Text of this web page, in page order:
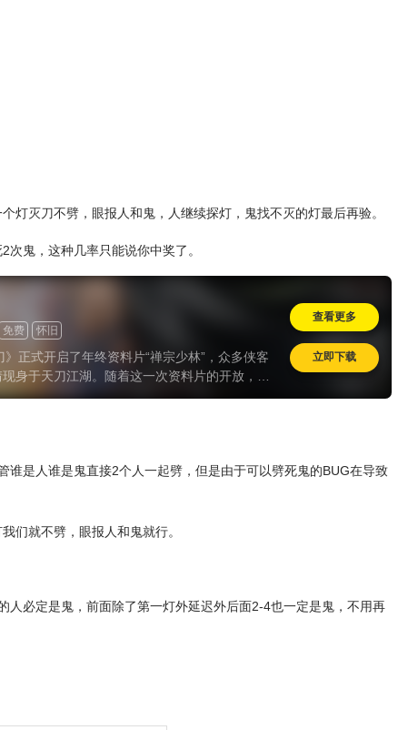
灯灭刀不劈，眼报人和鬼，人继续探灯，鬼找不灭的灯最后再验。
鬼，这种几率只能说你中奖了。
免费 怀旧
正式开启了年终资料片“禅宗少林”，众多侠客
身于天刀江湖。随着这一次资料片的开放，大
个“假游戏”，从剧情、话本再到游戏内熟悉的
查看更多
立即下载
是人谁是鬼直接2个人一起劈，但是由于可以劈死鬼的BUG在导致
们就不劈，眼报人和鬼就行。
必定是鬼，前面除了第一灯外延迟外后面2-4也一定是鬼，不用再